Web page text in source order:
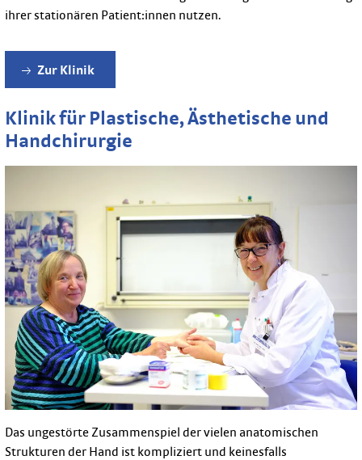
ihrer stationären Patient:innen nutzen.
Zur Klinik
Klinik für Plastische, Ästhetische und
Handchirurgie
Das ungestörte Zusammenspiel der vielen anatomischen
Strukturen der Hand ist kompliziert und keinesfalls